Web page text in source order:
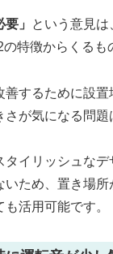
」
という意見
特徴からくるも
善するために設
が気になる問題
タイリッシュな
いため、置き場
活用可能です。